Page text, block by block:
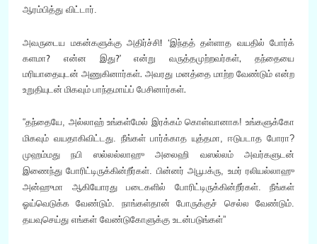
ஆரம்பித்து விட்டார்.
அவருடைய மகன்களுக்கு அதிர்ச்சி! ‘இந்தத் தள்ளாத வயதில் போர்க்
களமா? என்ன இது?’ என்று வருத்தமுற்றவர்கள், தந்தையை
மரியாதையுடன் அணுகினார்கள். அவரது மனத்தை மாற்ற வேண்டும் என்ற
உறுதியுடன் மிகவும் பாந்தமாய்ப் பேசினார்கள்.
“தந்தையே, அல்லாஹ் உங்கள்மேல் இரக்கம் கொள்வானாக! உங்களுக்கோ
மிகவும் வயதாகிவிட்டது. நீங்கள் பார்க்காத யுத்தமா, ஈடுபடாத போரா?
முஹம்மது நபி ஸல்லல்லாஹு அலைஹி வஸல்லம் அவர்களுடன்
இணைந்து போரிட்டிருக்கின்றீர்கள். பின்னர் அபூபக்ரு, உமர் ரலியல்லாஹு
அன்ஹுமா ஆகியோரது படைகளில் போரிட்டிருக்கின்றீர்கள். நீங்கள்
ஓய்வெடுக்க வேண்டும். நாங்கள்தான் போருக்குச் செல்ல வேண்டும்.
தயவுசெய்து எங்கள் வேண்டுகோளுக்கு உடன்படுங்கள்”